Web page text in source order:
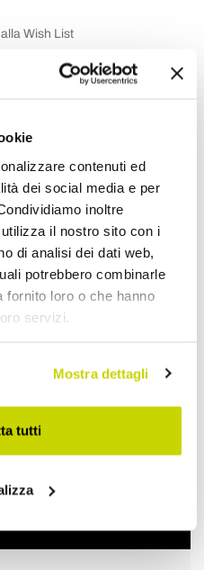
contenuti ed
dei social media e per
inoltre
il nostro sito con i
di analisi dei dati web,
potrebbero combinarle
fornito loro o che hanno
servizi.
Mostra dettagli
tutti
Wish List
prodotto Stampa
Imbottiti